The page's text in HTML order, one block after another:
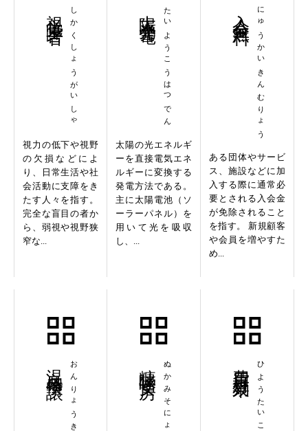
しかくしょうがいしゃ
視力の低下や視野
の欠損などによ
り、日常生活や社
会活動に支障をき
たす人々を指す。
完全な盲目の者か
ら、弱視や視野狭
窄な...
たいようこうはつでん
太陽の光エネルギ
ーを直接電気エネ
ルギーに変換する
発電方法である。
主に太陽電池（ソ
ーラーパネル）を
用いて光を吸収
し、...
にゅうかいきんむりょう
ある団体やサービ
ス、施設などに加
入する際に通常必
要とされる入会金
が免除されること
を指す。 新規顧客
や会員を増やすた
め...
ひようたいこうか